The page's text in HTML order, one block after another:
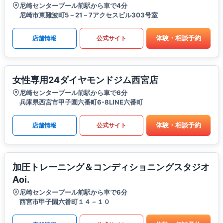
尼崎センタープール前駅から車で4分
尼崎市東難波町5－21－7アクセスビル303号室
店舗情報 公式サイト 体験・相談予約
女性専用24ダイヤモンドジム西宮店
尼崎センタープール前駅から車で6分
兵庫県西宮市甲子園六番町6-8LINE六番町
店舗情報 公式サイト 体験・相談予約
加圧トレーニング＆コンディショニングスタジオ
Aoi.
尼崎センタープール前駅から車で6分
西宮市甲子園六番町１４－１０